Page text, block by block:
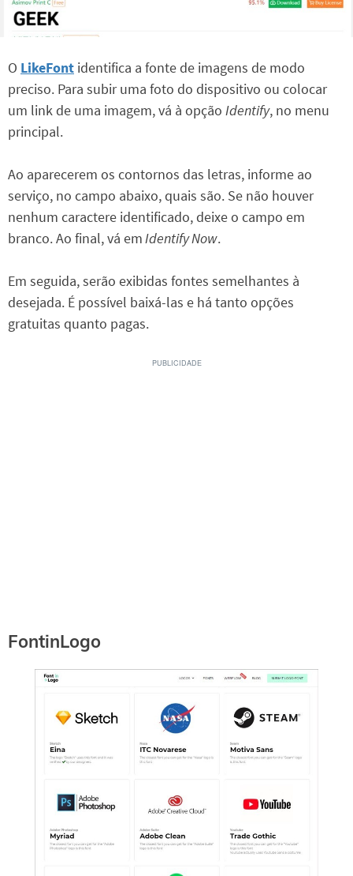
O LikeFont identifica a fonte de imagens de modo
preciso. Para subir uma foto do dispositivo ou colocar
um link de uma imagem, vá à opção Identify, no menu
principal.
Ao aparecerem os contornos das letras, informe ao
serviço, no campo abaixo, quais são. Se não houver
nenhum caractere identificado, deixe o campo em
branco. Ao final, vá emIdentify Now.
Em seguida, serão exibidas fontes semelhantes à
desejada. É possível baixá-las e há tanto opções
gratuitas quanto pagas.
FontinLogo